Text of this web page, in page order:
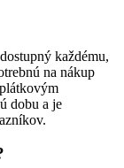
každému,
na nákup
dobu a je